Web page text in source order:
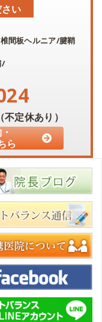
い
間板ヘルニア/腱鞘
/
定休あり）
ら